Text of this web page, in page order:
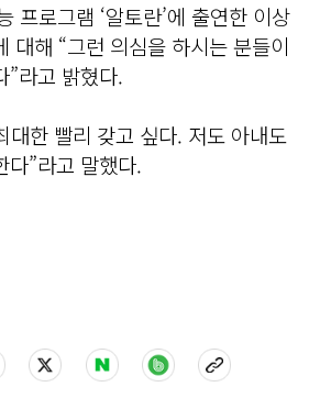
프로그램 ‘알토란’에 출연한 이상
대해 “그런 의심을 하시는 분들이
”라고 밝혔다.
대한 빨리 갖고 싶다. 저도 아내도
다”라고 말했다.